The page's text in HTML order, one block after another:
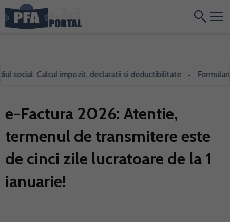
Calcul impozit, declaratii si deductibilitate • Formularul
e-Factura 2026: Atentie,
termenul de transmitere este
de cinci zile lucratoare de la 1
ianuarie!